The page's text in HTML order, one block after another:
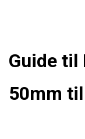
Guide
50mm